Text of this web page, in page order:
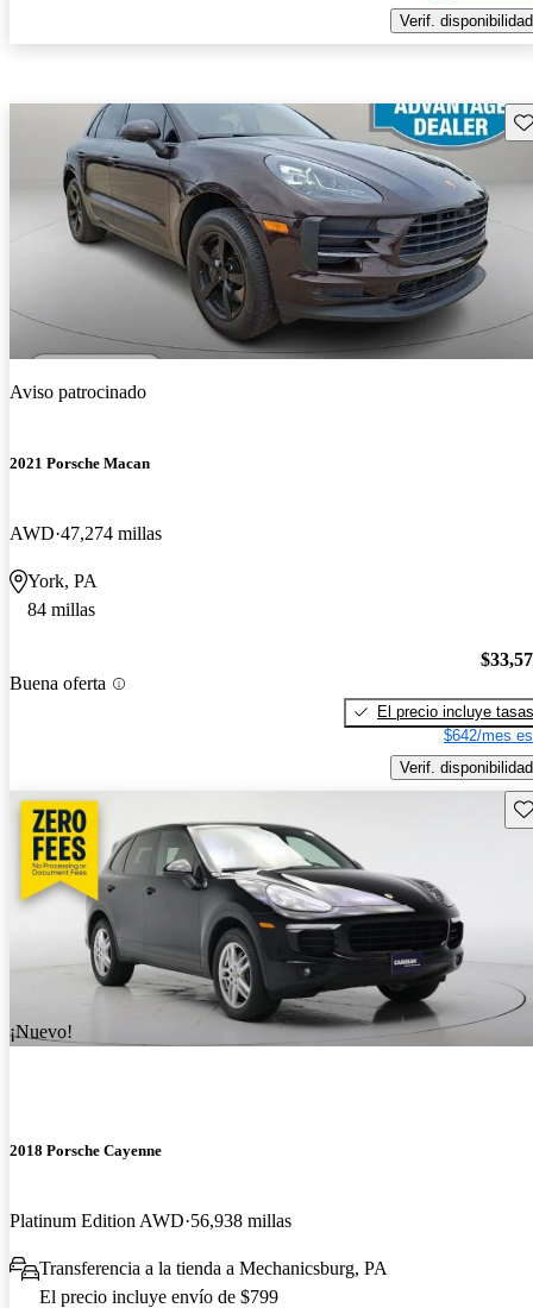
Verif. disponibilidad
Aviso patrocinado
2021 Porsche Macan
AWD 47,274 millas
York, PA
84 millas
Buena oferta
El precio incluye tasas
$642/mes
Verif. disponibilidad
¡Nuevo!
2018 Porsche Cayenne
Platinum Edition AWD 56,938 millas
Transferencia a la tienda a Mechanicsburg, PA
El precio incluye envío de $799